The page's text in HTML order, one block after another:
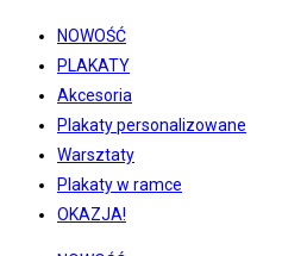
NOWOŚĆ
PLAKATY
Akcesoria
Plakaty personalizowane
Warsztaty
Plakaty w ramce
OKAZJA!